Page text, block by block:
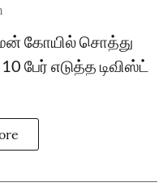
கோயில் சொத்து
பேர் எடுத்த டிவிஸ்ட்